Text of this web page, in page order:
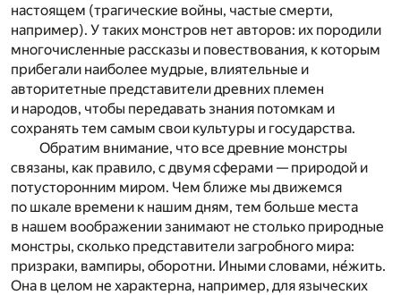
настоящем (трагические войны, частые смерти,
например). У таких монстров нет авторов: их породили
многочисленные рассказы и повествования, к которым
прибегали наиболее мудрые, влиятельные и
авторитетные представители древних племен
и народов, чтобы передавать знания потомкам и
сохранять тем самым свои культуры и государства.
Обратим внимание, что все древние монстры
связаны, как правило, с двумя сферами — природой и
потусторонним миром. Чем ближе мы движемся
по шкале времени к нашим дням, тем больше места
в нашем воображении занимают не столько природные
монстры, сколько представители загробного мира:
призраки, вампиры, оборотни. Иными словами, не́жить.
Она в целом не характерна, например, для языческих